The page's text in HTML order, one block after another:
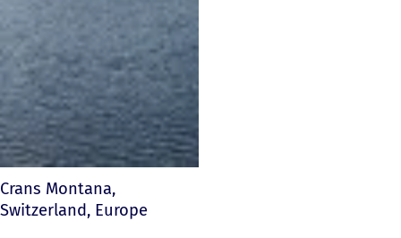
Crans Montana,
Switzerland, Europe